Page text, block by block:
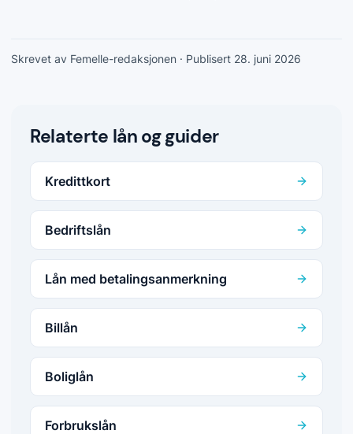
Skrevet av Femelle-redaksjonen · Publisert 28. juni 2026
Relaterte lån og guider
Kredittkort
Bedriftslån
Lån med betalingsanmerkning
Billån
Boliglån
Forbrukslån